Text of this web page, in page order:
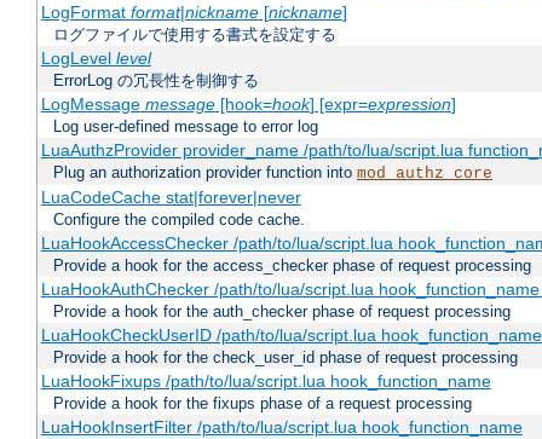
LogFormat format|nickname[nickname]
ログファイルで使用する書式を設定する
LogLevel level
ErrorLog の冗長性を制御する
LogMessage message[hook=hook] [expr=expression]
Log user-defined message to error log
LuaAuthzProvider provider_name /path/to/lua/script.lua
Plug an authorization provider function into mod_authz_core
LuaCodeCache stat|forever|never
Configure the compiled code cache.
LuaHookAccessChecker /path/to/lua/script.lua
Provide a hook for the access_checker phase of request processing
LuaHookAuthChecker /path/to/lua/script.lua
Provide a hook for the auth_checker phase of request processing
LuaHookCheckUserID /path/to/lua/script.lua
Provide a hook for the check_user_id phase of request processing
LuaHookFixups /path/to/lua/script.lua hook_function_name
Provide a hook for the fixups phase of a request processing
LuaHookInsertFilter /path/to/lua/script.lua hook_function_name